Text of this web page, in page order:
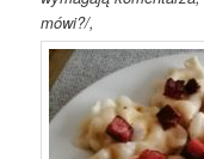
mówi?/,